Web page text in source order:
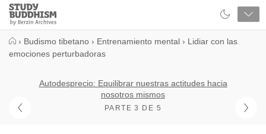
Close
Study
Buddhism
› Budismo tibetano › Entrenamiento mental › Lidiar con las
emociones perturbadoras
Autodesprecio: Equilibrar nuestras actitudes hacia
nosotros mismos
PARTE 3 DE 5